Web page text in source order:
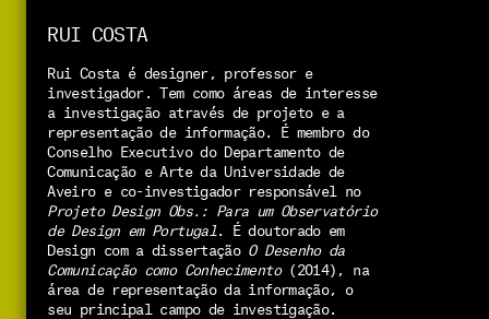
RUI COSTA
Rui Costa é designer, professor e
investigador. Tem como áreas de interesse
a investigação através de projeto e a
representação de informação. É membro do
Conselho Executivo do Departamento de
Comunicação e Arte da Universidade de
Aveiro e co-investigador responsável no
Projeto Design Obs.: Para um Observatório
de Design em Portugal. É doutorado em
Design com a dissertação O Desenho da
Comunicação como Conhecimento (2014), na
área de representação da informação, o
seu principal campo de investigação.